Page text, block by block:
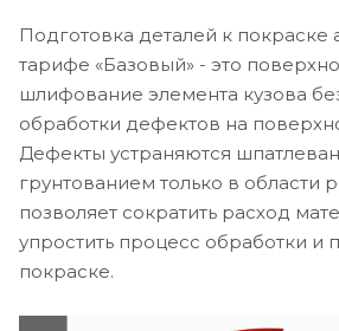
Подготовка деталей к покраске
тарифе «Базовый» - это
шлифование элемента кузова
обработки дефектов на
Дефекты устраняются
грунтованием только в области
позволяет сократить расход
упростить процесс обработки и
покраске.